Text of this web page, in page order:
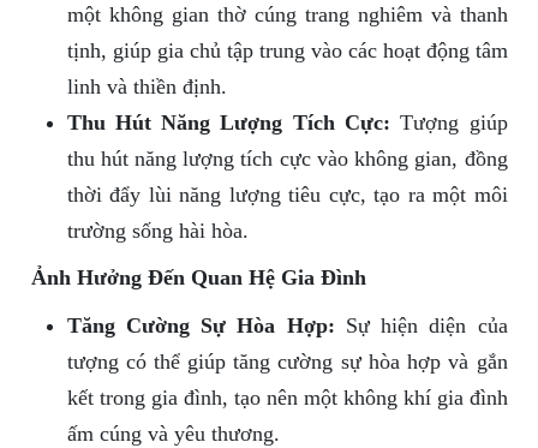
một không gian thờ cúng trang nghiêm và thanh
tịnh, giúp gia chủ tập trung vào các hoạt động tâm
linh và thiền định.
Thu Hút Năng Lượng Tích Cực: Tượng giúp
thu hút năng lượng tích cực vào không gian, đồng
thời đẩy lùi năng lượng tiêu cực, tạo ra một môi
trường sống hài hòa.
Ảnh Hưởng Đến Quan Hệ Gia Đình
Tăng Cường Sự Hòa Hợp: Sự hiện diện của
tượng có thể giúp tăng cường sự hòa hợp và gắn
kết trong gia đình, tạo nên một không khí gia đình
ấm cúng và yêu thương.